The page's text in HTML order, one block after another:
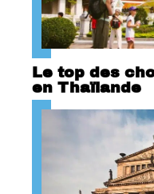
Le top des
en Thaïlande